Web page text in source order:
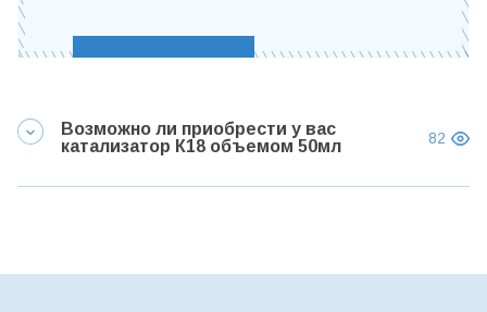
Возможно ли приобрести у вас
катализатор К18 объемом 50мл
82